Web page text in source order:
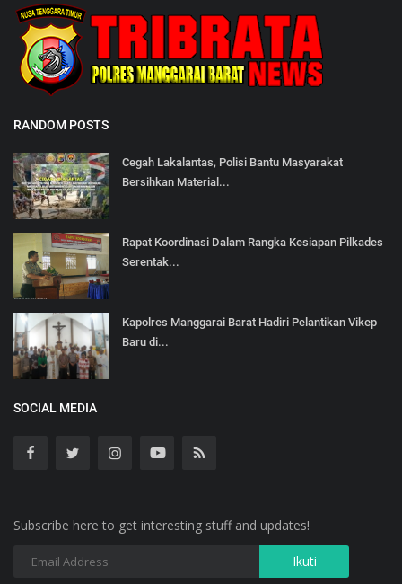
RANDOM POSTS
Cegah Lakalantas, Polisi Bantu Masyarakat
Bersihkan Material...
Rapat Koordinasi Dalam Rangka Kesiapan Pilkades
Serentak...
Kapolres Manggarai Barat Hadiri Pelantikan Vikep
Baru di...
SOCIAL MEDIA
Subscribe here to get interesting stuff and updates!